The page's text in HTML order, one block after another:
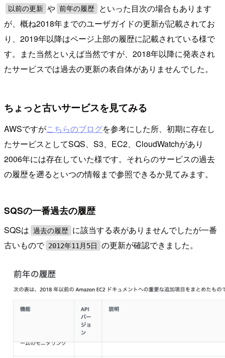
以前の更新 や 前年の履歴
といった目次の場合もあります
が、概ね2018年までのユーザガイドの更新が記載されてお
り、2019年以降はページ上部の履歴に記載されている様で
す。また当然といえば当然ですが、2018年以降に発表され
たサービスでは過去の更新の表自体がありませんでした。
ちょっと古いサービスを見てみる
AWSですがこちらのブログを参考にした所、初期に存在し
たサービスとしてSQS、S3、EC2、CloudWatchがあり
2006年には存在していた様です。それらのサービスの過去
の履歴を遡るといつの情報まで参照できるか見てみます。
SQSの一番過去の履歴
SQSは 過去の履歴 に該当する表がありませんでしたが一番
古いもので 2012年11月5日 の更新が確認できました。